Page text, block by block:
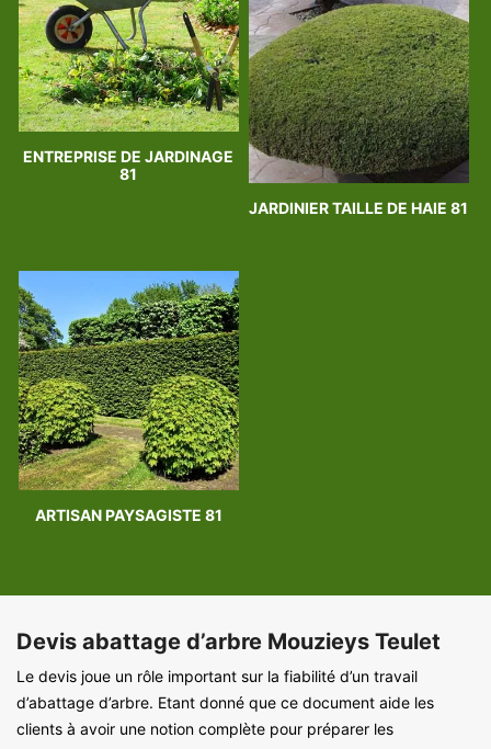
ENTREPRISE DE JARDINAGE
81
JARDINIER TAILLE DE HAIE 81
ARTISAN PAYSAGISTE 81
Devis abattage d’arbre Mouzieys Teulet
Le devis joue un rôle important sur la fiabilité d’un travail
d’abattage d’arbre. Etant donné que ce document aide les
clients à avoir une notion complète pour préparer les